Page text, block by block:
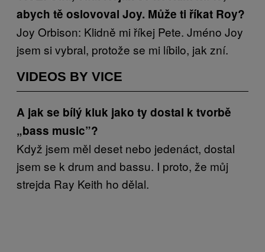
abych tě oslovoval Joy. Může ti říkat Roy?
Joy Orbison: Klidně mi říkej Pete. Jméno Joy
jsem si vybral, protože se mi líbilo, jak zní.
VIDEOS BY VICE
A jak se bílý kluk jako ty dostal k tvorbě
„bass music”?
Když jsem měl deset nebo jedenáct, dostal
jsem se k drum and bassu. I proto, že můj
strejda Ray Keith ho dělal.